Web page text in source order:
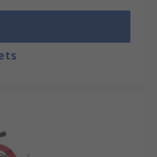
อมจอใช้งานร่วน
ของสัตว์รบกวน
สืบสวน : ใช้ตรวจ
ทางกฎหมายและ